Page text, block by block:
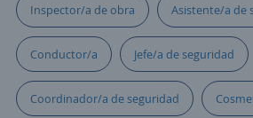
Inspector/a de obra Asistente/a de
Conductor/a Jefe/a de seguridad
Coordinador/a de seguridad